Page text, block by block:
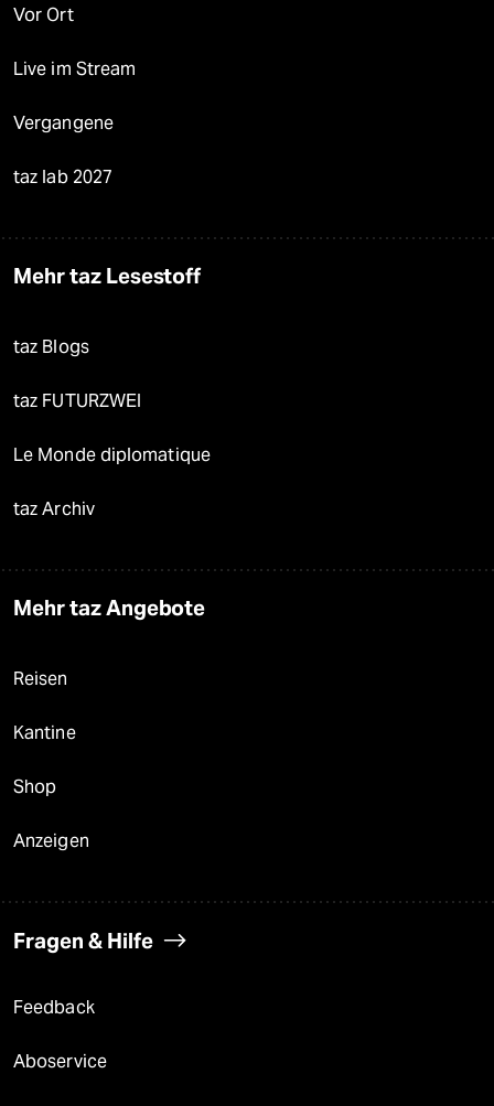
Vor Ort
Live im Stream
Vergangene
taz lab 2027
Mehr taz Lesestoff
taz Blogs
taz FUTURZWEI
Le Monde diplomatique
taz Archiv
Mehr taz Angebote
Reisen
Kantine
Shop
Anzeigen
Fragen & Hilfe
Feedback
Aboservice